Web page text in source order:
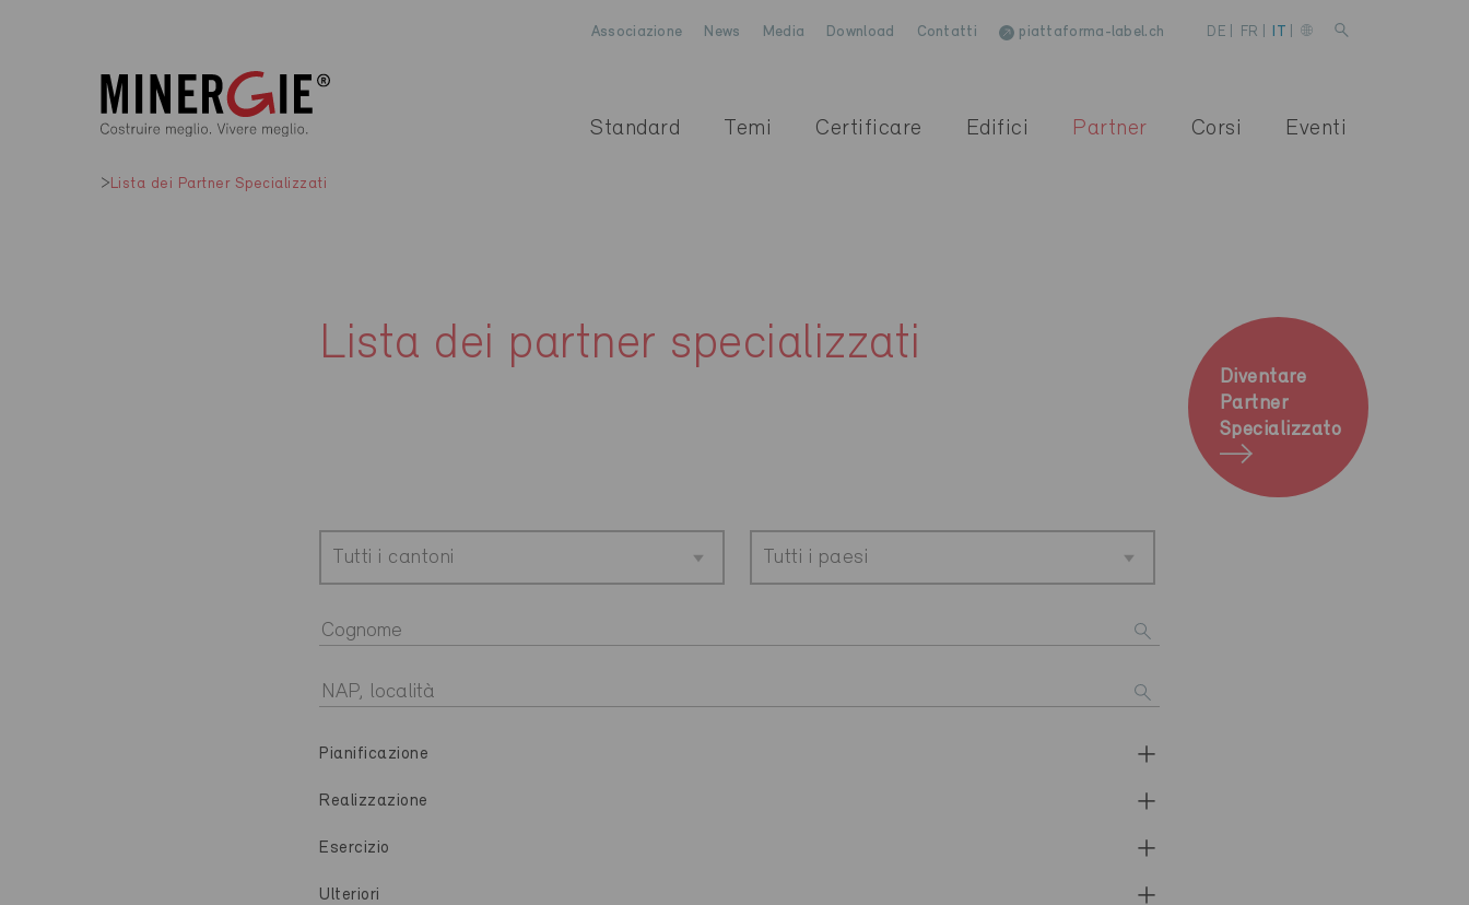
Associazione News Media Download Contatti piattaforma-label.ch DE FR IT
Standard Temi Certificare Edifici Partner Corsi Eventi
Lista dei Partner Specializzati
Lista dei partner specializzati
Diventare
Partner
Specializzato
Tutti i cantoni Tutti i paesi
Pianificazione
Realizzazione
Esercizio
Ulteriori